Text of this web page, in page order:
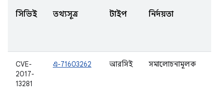
সিভিই তথ্যসূত্র টাইপ নির্দয়তা
CVE-
2017-
13281
এ-71603262 আরসিই সমালোচনামূলক